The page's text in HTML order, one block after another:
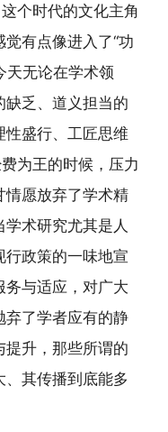
个时代的文化主角
有点像进入了“功
天无论在学术领
乏、道义担当的
盛行、工匠思维
为王的时候，压力
情愿放弃了学术精
术研究尤其是人
政策的一味地宣
与适应，对广大
弃了学者应有的静
提升，那些所谓的
其传播到底能多